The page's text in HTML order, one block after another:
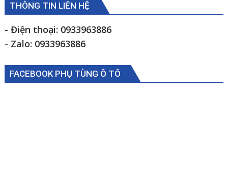
922016B000
THÔNG TIN LIÊN HỆ
- Điện thoại: 0933963886
- Zalo: 0933963886
FACEBOOK PHỤ TÙNG Ô TÔ